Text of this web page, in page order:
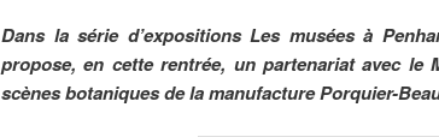
Dans la série d’expositions Les musées à
propose, en cette rentrée, un partenariat avec le
scènes botaniques de la manufacture Porquier-